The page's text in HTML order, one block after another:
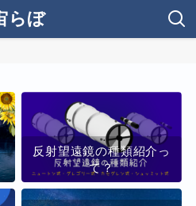
らぼ
反射望遠鏡の種類紹介っ
て？